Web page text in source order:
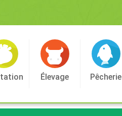
Élevage Pêcherie